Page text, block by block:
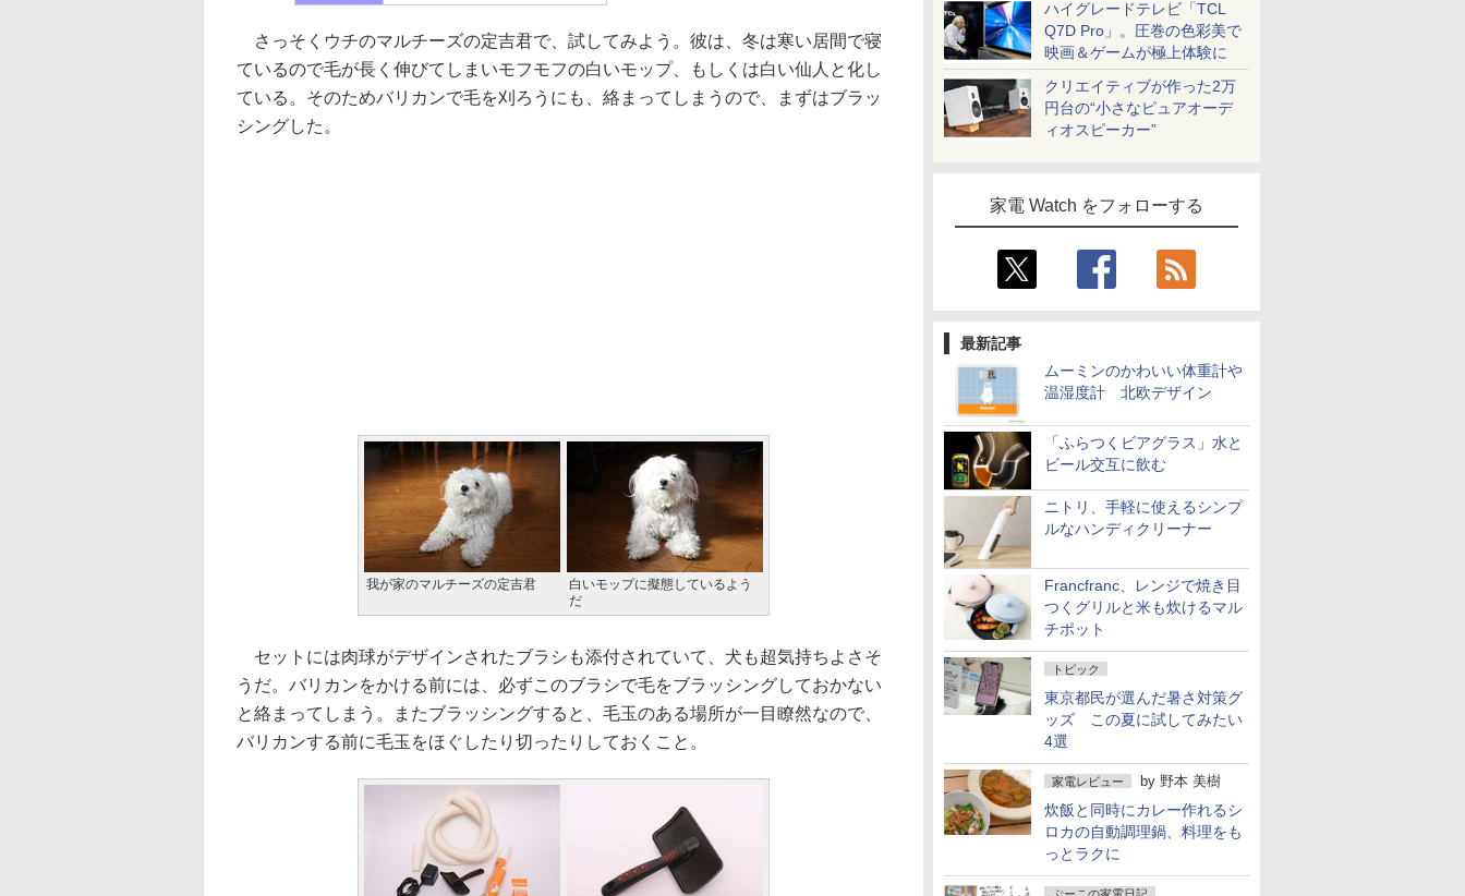
ハイグレードテレビ「TCL
Q7D Pro」。圧巻の色彩美で
映画＆ゲームが極上体験に
クリエイティブが作った2万
円台の“小さなピュアオーデ
ィオスピーカー”
家電 Watch をフォローする
最新記事
ムーミンのかわいい体重計や
温湿度計 北欧デザイン
「ふらつくビアグラス」水と
ビール交互に飲む
ニトリ、手軽に使えるシンプ
ルなハンディクリーナー
Francfranc、レンジで焼き目
つくグリルと米も炊けるマル
チポット
トピック
東京都民が選んだ暑さ対策グ
ッズ この夏に試してみたい
4選
家電レビュー by 野本 美樹
炊飯と同時にカレー作れるシ
ロカの自動調理鍋、料理をも
っとラクに
さっそくウチのマルチーズの定吉君で、試してみよう。彼は、冬は寒い居間で寝
ているので毛が長く伸びてしまいモフモフの白いモップ、もしくは白い仙人と化し
ている。そのためバリカンで毛を刈ろうにも、絡まってしまうので、まずはブラッ
シングした。
我が家のマルチーズの定吉君
白いモップに擬態しているよう
だ
セットには肉球がデザインされたブラシも添付されていて、犬も超気持ちよさそ
うだ。バリカンをかける前には、必ずこのブラシで毛をブラッシングしておかない
と絡まってしまう。またブラッシングすると、毛玉のある場所が一目瞭然なので、
バリカンする前に毛玉をほぐしたり切ったりしておくこと。